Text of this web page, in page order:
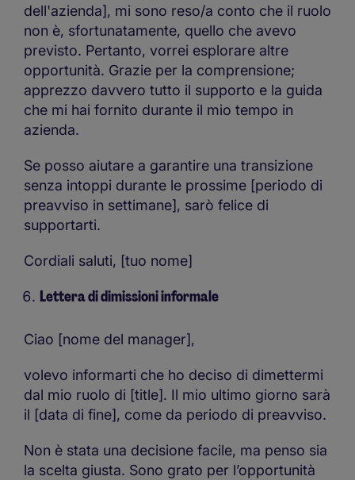
dell'azienda], mi sono reso/a conto che il ruolo
non è, sfortunatamente, quello che avevo
previsto. Pertanto, vorrei esplorare altre
opportunità. Grazie per la comprensione;
apprezzo davvero tutto il supporto e la guida
che mi hai fornito durante il mio tempo in
azienda.
Se posso aiutare a garantire una transizione
senza intoppi durante le prossime [periodo di
preavviso in settimane], sarò felice di
supportarti.
Cordiali saluti, [tuo nome]
Lettera di dimissioni informale
Ciao [nome del manager],
volevo informarti che ho deciso di dimettermi
dal mio ruolo di [title]. Il mio ultimo giorno sarà
il [data di fine], come da periodo di preavviso.
Non è stata una decisione facile, ma penso sia
la scelta giusta. Sono grato per l’opportunità